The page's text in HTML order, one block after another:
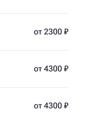
от 2300 ₽
от 4300 ₽
от 4300 ₽